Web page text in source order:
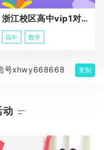
浙江校区高中vip1对1课程
高中 数学
号xhwy668668 复制
动